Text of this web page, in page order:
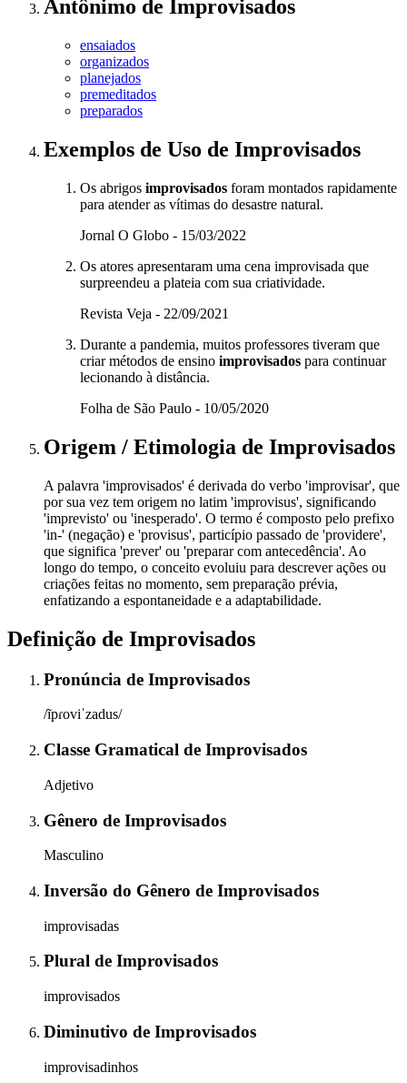
Antônimo de Improvisados
ensaiados
organizados
planejados
premeditados
preparados
Exemplos de Uso de Improvisados
Os abrigos improvisados foram montados rapidamente
para atender as vítimas do desastre natural.
Jornal O Globo - 15/03/2022
Os atores apresentaram uma cena improvisada que
surpreendeu a plateia com sua criatividade.
Revista Veja - 22/09/2021
Durante a pandemia, muitos professores tiveram que
criar métodos de ensino improvisados para continuar
lecionando à distância.
Folha de São Paulo - 10/05/2020
Origem / Etimologia de Improvisados
A palavra 'improvisados' é derivada do verbo 'improvisar', que
por sua vez tem origem no latim 'improvisus', significando
'imprevisto' ou 'inesperado'. O termo é composto pelo prefixo
'in-' (negação) e 'provisus', particípio passado de 'providere',
que significa 'prever' ou 'preparar com antecedência'. Ao
longo do tempo, o conceito evoluiu para descrever ações ou
criações feitas no momento, sem preparação prévia,
enfatizando a espontaneidade e a adaptabilidade.
Definição de Improvisados
Pronúncia de Improvisados
/ĩpɾoviˈzadus/
Classe Gramatical de Improvisados
Adjetivo
Gênero de Improvisados
Masculino
Inversão do Gênero de Improvisados
improvisadas
Plural de Improvisados
improvisados
Diminutivo de Improvisados
improvisadinhos